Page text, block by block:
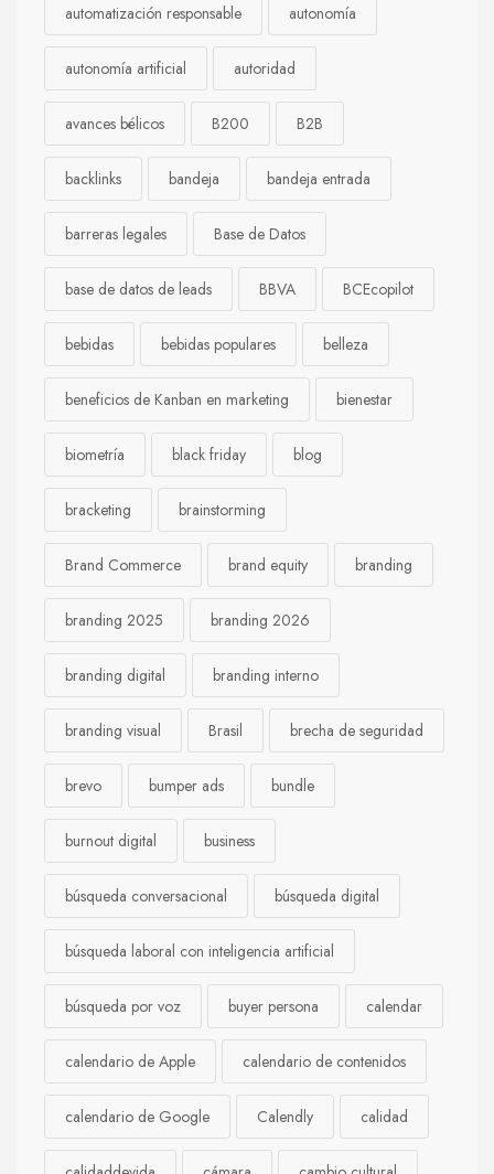
automatización responsable autonomía
autonomía artificial autoridad
avances bélicos B200 B2B
backlinks bandeja bandeja entrada
barreras legales Base de Datos
base de datos de leads BBVA BCEcopilot
bebidas bebidas populares belleza
beneficios de Kanban en marketing bienestar
biometría black friday blog
bracketing brainstorming
Brand Commerce brand equity branding
branding 2025 branding 2026
branding digital branding interno
branding visual Brasil brecha de seguridad
brevo bumper ads bundle
burnout digital business
búsqueda conversacional búsqueda digital
búsqueda laboral con inteligencia artificial
búsqueda por voz buyer persona calendar
calendario de Apple calendario de contenidos
calendario de Google Calendly calidad